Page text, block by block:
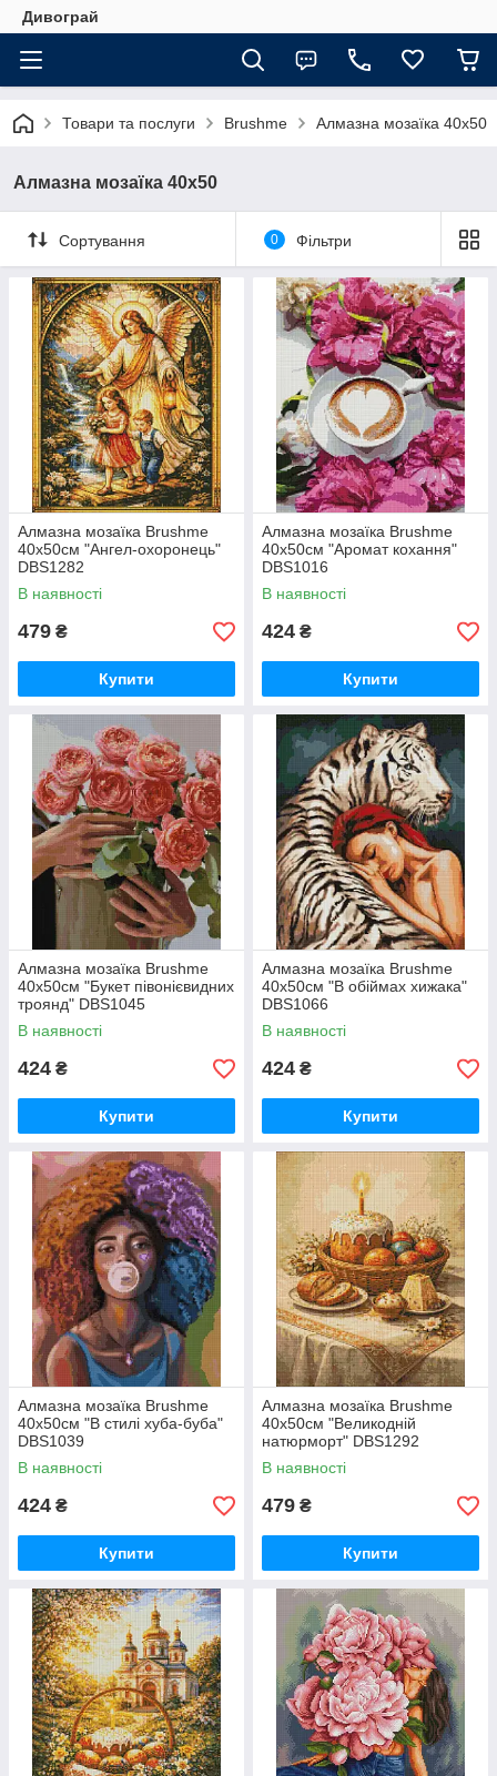
Дивограй
Товари та послуги Brushme Алмазна мозаїка 40х50
Алмазна мозаїка 40х50
Сортування 0 Фільтри
Алмазна мозаїка Brushme
40x50см "Ангел-охоронець"
DBS1282
В наявності
479 ₴
Купити
Алмазна мозаїка Brushme
40x50см "Аромат кохання"
DBS1016
В наявності
424 ₴
Купити
Алмазна мозаїка Brushme
40x50см "Букет півонієвидних
троянд" DBS1045
В наявності
424 ₴
Купити
Алмазна мозаїка Brushme
40x50см "В обіймах хижака"
DBS1066
В наявності
424 ₴
Купити
Алмазна мозаїка Brushme
40x50см "В стилі хуба-буба"
DBS1039
В наявності
424 ₴
Купити
Алмазна мозаїка Brushme
40x50см "Великодній
натюрморт" DBS1292
В наявності
479 ₴
Купити